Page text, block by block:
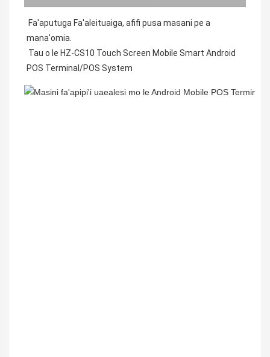
Fa'aputuga Fa'aleituaiga, afifi pusa masani pe a
mana'omia.
POS Terminal/POS System